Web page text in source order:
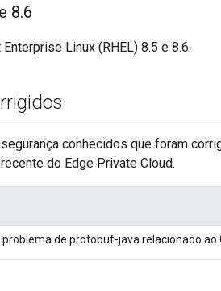
8.6
Linux (RHEL) 8.5 e 8.6.
conhecidos que foram
do Edge Private Cloud.
de protobuf-java relacionado ao